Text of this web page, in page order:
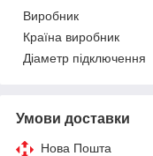
Виробник
Країна виробник
Діаметр підключення
Умови доставки
Нова Пошта